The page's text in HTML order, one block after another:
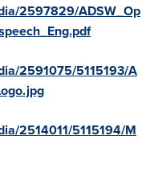
2597829/ADSW_Op
2591075/5115193/A
2514011/5115194/M